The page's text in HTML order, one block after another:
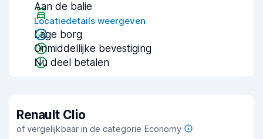
Aan de balie
Locatiedetails weergeven
Lage borg
Onmiddellijke bevestiging
Nu deel betalen
Renault Clio
of vergelijkbaar in de categorie Economy